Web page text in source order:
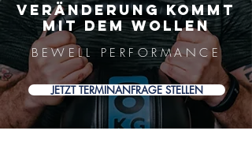
Veränderung kommt
mit dem wollen
BEWELL PERFORMANCE
JETZT TERMINANFRAGE STELLEN